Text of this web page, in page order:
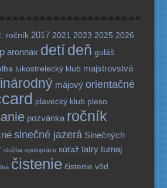
ročník 2017 2021 2023 2025 2026
aronnax detídeň guláš
lukostrelecký klub majstrovstvá
májový orientačné
plavecký klub pleso
pozvánka ročník
slnečné jazerá Slnečných
služba spolupráce súťaž tatry turnaj
čistenie čistenie vôd